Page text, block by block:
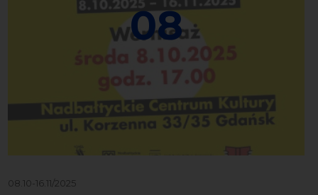
08
08.10-16.11/2025